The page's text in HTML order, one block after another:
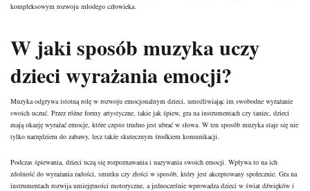
kompleksowym rozwoju młodego człowieka.
W jaki sposób muzyka uczy
dzieci wyrażania emocji?
Muzyka odgrywa istotną rolę w rozwoju emocjonalnym dzieci, umożliwiając im swobodne wyrażanie
swoich uczuć. Przez różne formy artystyczne, takie jak śpiew, gra na instrumentach czy taniec, dzieci
mają okazję wyrażać emocje, które często trudno jest ubrać w słowa. W ten sposób muzyka staje się nie
tylko narzędziem do zabawy, lecz także skutecznym środkiem komunikacji.
Podczas śpiewania, dzieci uczą się rozpoznawania i nazywania swoich emocji. Wpływa to na ich
zdolność do wyrażania radości, smutku czy złości w sposób, który jest akceptowany społecznie. Gra na
instrumentach rozwija umiejętności motoryczne, a jednocześnie wprowadza dzieci w świat dźwięków i